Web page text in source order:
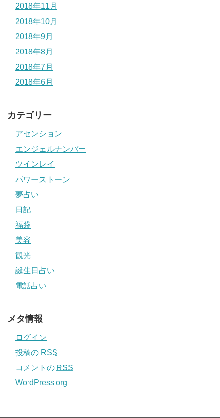
2018年11月
2018年10月
2018年9月
2018年8月
2018年7月
2018年6月
カテゴリー
アセンション
エンジェルナンバー
ツインレイ
パワーストーン
夢占い
日記
福袋
美容
観光
誕生日占い
電話占い
メタ情報
ログイン
投稿の RSS
コメントの RSS
WordPress.org